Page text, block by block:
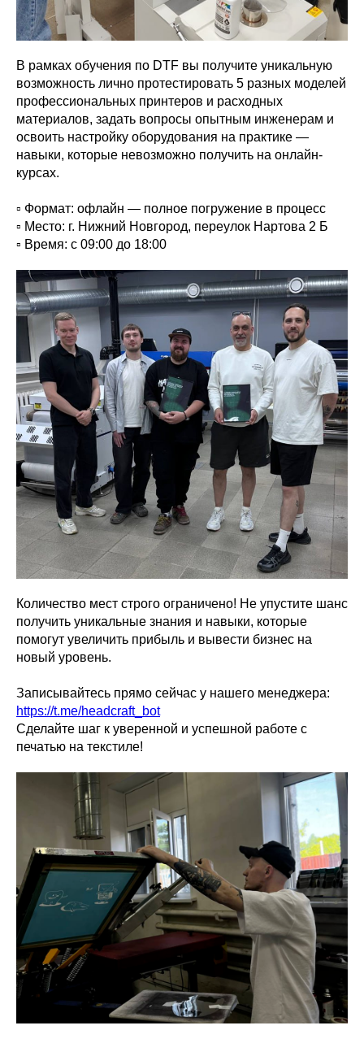
В рамках обучения по DTF вы получите уникальную
возможность лично протестировать 5 разных моделей
профессиональных принтеров и расходных
материалов, задать вопросы опытным инженерам и
освоить настройку оборудования на практике —
навыки, которые невозможно получить на онлайн-
курсах.
▫️ Формат: офлайн — полное погружение в процесс
▫️ Место: г. Нижний Новгород, переулок Нартова 2 Б
▫️ Время: с 09:00 до 18:00
Количество мест строго ограничено! Не упустите шанс
получить уникальные знания и навыки, которые
помогут увеличить прибыль и вывести бизнес на
новый уровень.
Записывайтесь прямо сейчас у нашего менеджера:
https://t.me/headcraft_bot
Сделайте шаг к уверенной и успешной работе с
печатью на текстиле!